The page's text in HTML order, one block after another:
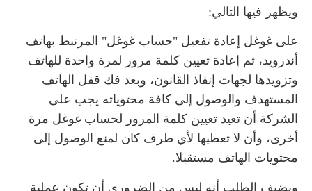
ويظهر فيها التالي:
على غوغل إعادة تفعيل "حساب غوغل" المرتبط بهاتف
أندرويد، ثم إعادة تعيين كلمة مرور لمرة واحدة للهاتف
وتزويدها لجهات إنفاذ القانون، وبعد فك قفل الهاتف
المستهدف والوصول إلى كافة محتوياته يجب على
الشركة أن تعيد تعيين كلمة المرور لحساب غوغل مرة
أخرى، وأن لا تعطيها لأي طرف كان لمنع الوصول إلى
محتويات الهاتف مستقبلا.
ويضيف الطلب أنه ليس من الضروري أن تكون عملية